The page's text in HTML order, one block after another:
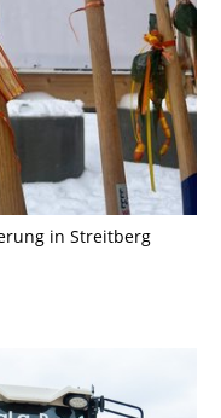
in Streitberg